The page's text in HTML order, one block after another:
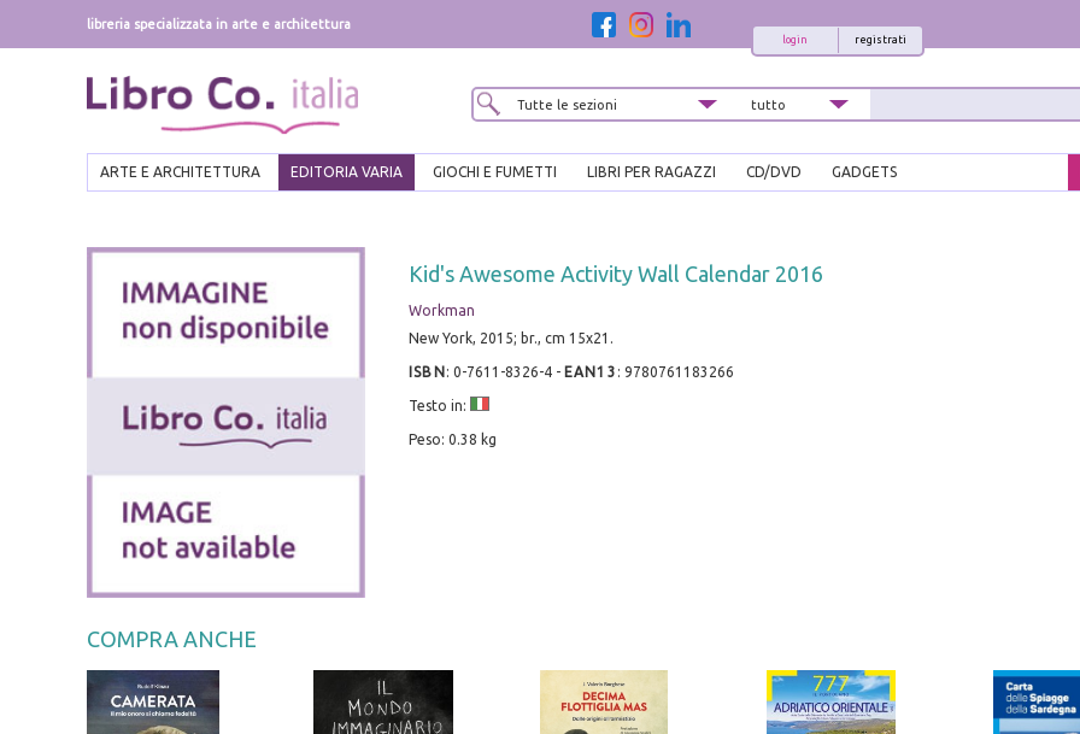
libreria specializzata in arte e architettura
registrati
login
ARTE E ARCHITETTURA EDITORIA VARIA GIOCHI E FUMETTI LIBRI PER RAGAZZI CD/DVD GADGETS
Kid's Awesome Activity Wall Calendar 2016
Workman
New York, 2015; br., cm 15x21.
ISBN : 0-7611-8326-4- EAN13 : 9780761183266
Testo in:
Peso: 0.38 kg
COMPRA ANCHE